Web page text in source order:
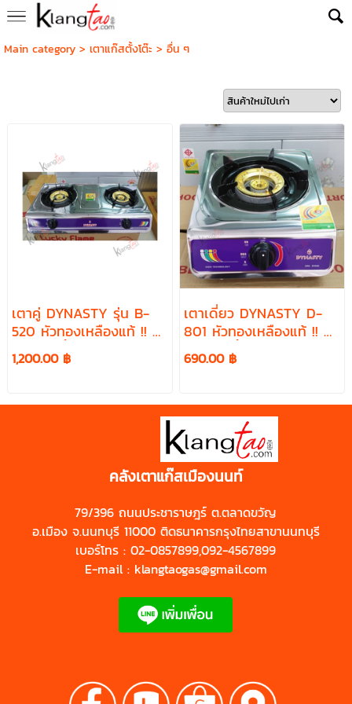
Main category> เตาแก๊สตั้งโต๊ะ > อื่น ๆ
เตาคู่ DYNASTY รุ่น B-
520 หัวทองเหลืองแท้ !! ส
แตนเลสทั้งตัว
1,200.00 ฿
เตาเดี่ยว DYNASTY D-
801 หัวทองเหลืองแท้ !! ส
แตนเลสทั้งตัว
690.00 ฿
คลังเตาแก๊สเมืองนนท์
79/396 ถนนประชาราษฎร์ ต.ตลาดขวัญ
อ.เมือง จ.นนทบุรี 11000 ติดธนาคารกรุงไทยสาขานนทบุรี
เบอร์โทร : 02-0857899,092-4567899
E-mail : klangtaogas@gmail.com